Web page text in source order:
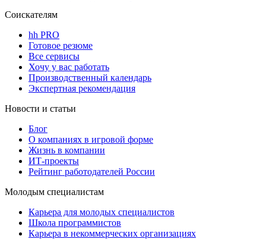
Соискателям
hh PRO
Готовое резюме
Все сервисы
Хочу у вас работать
Производственный календарь
Экспертная рекомендация
Новости и статьи
Блог
О компаниях в игровой форме
Жизнь в компании
ИТ-проекты
Рейтинг работодателей России
Молодым специалистам
Карьера для молодых специалистов
Школа программистов
Карьера в некоммерческих организациях